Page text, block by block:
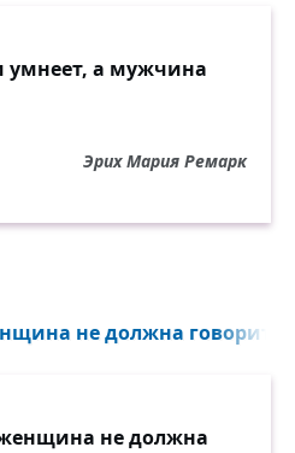
а мужчина
Эрих Мария Ремарк
не должна
не должна